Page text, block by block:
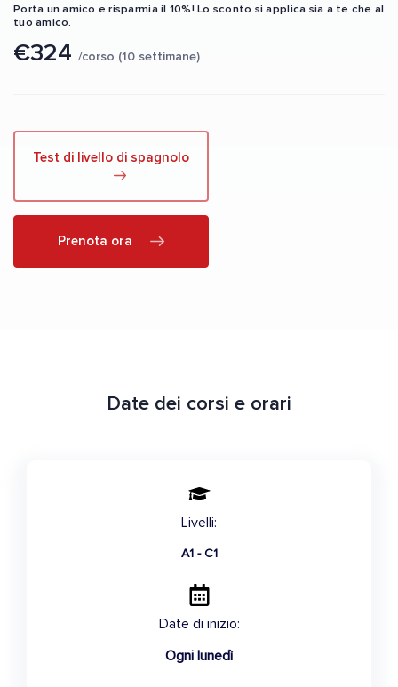
Porta un amico e risparmia il 10%! Lo sconto si applica sia a te che al
tuo amico.
€324 /corso (10 settimane)
Prenota ora
Test di livello di spagnolo
Date dei corsi e orari
Livelli:
A1 - C1
Date di inizio:
Ogni lunedì